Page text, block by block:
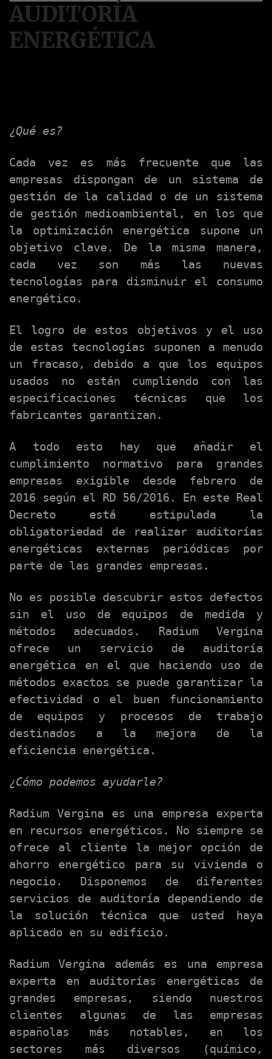
AUDITORÍA
ENERGÉTICA
¿Qué es?
Cada vez es más frecuente que las
empresas dispongan de un sistema de
gestión de la calidad o de un sistema
de gestión medioambiental, en los que
la optimización energética supone un
objetivo clave. De la misma manera,
cada vez son más las nuevas
tecnologías para disminuir el consumo
energético.
El logro de estos objetivos y el uso
de estas tecnologías suponen a menudo
un fracaso, debido a que los equipos
usados no están cumpliendo con las
especificaciones técnicas que los
fabricantes garantizan.
A todo esto hay que añadir el
cumplimiento normativo para grandes
empresas exigible desde febrero de
2016 según el RD 56/2016. En este Real
Decreto está estipulada la
obligatoriedad de realizar auditorías
energéticas externas periódicas por
parte de las grandes empresas.
No es posible descubrir estos defectos
sin el uso de equipos de medida y
métodos adecuados. Radium Vergina
ofrece un servicio de auditoría
energética en el que haciendo uso de
métodos exactos se puede garantizar la
efectividad o el buen funcionamiento
de equipos y procesos de trabajo
destinados a la mejora de la
eficiencia energética.
¿Cómo podemos ayudarle?
Radium Vergina es una empresa experta
en recursos energéticos. No siempre se
ofrece al cliente la mejor opción de
ahorro energético para su vivienda o
negocio. Disponemos de diferentes
servicios de auditoría dependiendo de
la solución técnica que usted haya
aplicado en su edificio.
Radium Vergina además es una empresa
experta en auditorías energéticas de
grandes empresas, siendo nuestros
clientes algunas de las empresas
españolas más notables, en los
sectores más diversos (químico,